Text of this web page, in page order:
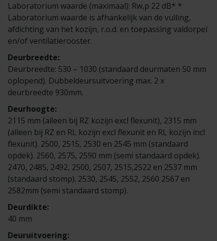
Veelgestelde vragen
Brochures
Veelgestelde vragen
Laboratorium waarde (maximaal): Rw,p 22 dB* *
Laboratorium waarde is afhankelijk van de vulling,
afdichting van het kozijn, r.o.d. en toepassing valdorpel
en/of ventilatierooster.
Deurbreedte:
Deurbreedte: 530 – 1030 (standaard deurmaten 50 mm
oplopend). Dubbeldeursuitvoering max. 2 x
deurbreedte 930mm.
Deurhoogte:
2115 mm (alleen bij RZ kozijn excl flexunit), 2315 mm
(alleen bij RZ en RL kozijn excl flexunit en RL kozijn incl
flexunit). 2500, 2515, 2530 en 2545 mm (standaard
opdek). 2560, 2575, 2590 mm (semi standaard opdek).
2470, 2485, 2492, 2500, 2507, 2515,2522 en 2537 mm
(standaard stomp). 2530, 2545, 2552, 2560 2567 en
2582mm (semi standaard stomp).
Deurdikte:
40 mm
Deuruitvoering: